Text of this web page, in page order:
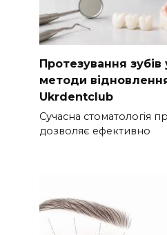
Протезування зубів
методи
Ukrdentclub
Сучасна стоматологія
дозволяє ефективно